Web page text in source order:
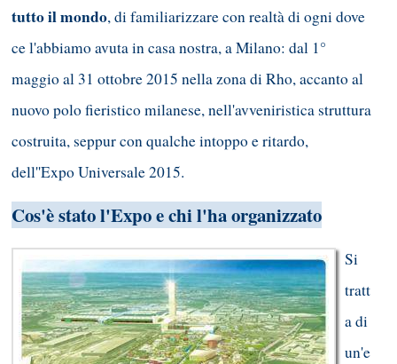
tutto il mondo, di familiarizzare con realtà di ogni dove
ce l'abbiamo avuta in casa nostra, a Milano: dal 1°
maggio al 31 ottobre 2015 nella zona di Rho, accanto al
nuovo polo fieristico milanese, nell'avveniristica struttura
costruita, seppur con qualche intoppo e ritardo,
dell''Expo Universale 2015.
Cos'è stato l'Expo e chi l'ha organizzato
Si
tratt
a di
un'e